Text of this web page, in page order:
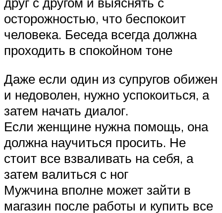
осторожностью, что беспокоит
человека. Беседа всегда должна
проходить в спокойном тоне
Даже если один из супругов обижен
и недоволен, нужно успокоиться, а
затем начать диалог.
Если женщине нужна помощь, она
должна научиться просить. Не
стоит все взваливать на себя, а
затем валиться с ног
Мужчина вполне может зайти в
магазин после работы и купить все